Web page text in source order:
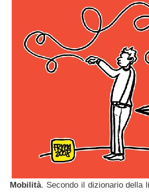
Mobilità. Secondo il dizionario della